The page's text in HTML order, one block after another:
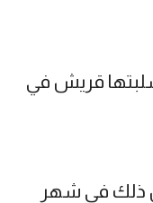
قريش في
ذلك في شهر